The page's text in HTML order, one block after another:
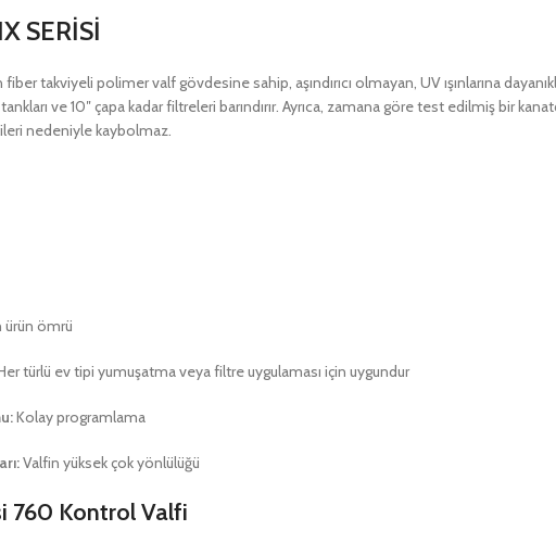
SERİSİ
takviyeli polimer valf gövdesine sahip, aşındırıcı olmayan, UV ışınlarına
ve 10″ çapa kadar filtreleri barındırır. Ayrıca, zamana göre test edilmiş bir
nedeniyle kaybolmaz.
ürün ömrü
türlü ev tipi yumuşatma veya filtre uygulaması için uygundur
Kolay programlama
Valfin yüksek çok yönlülüğü
760 Kontrol Valfi